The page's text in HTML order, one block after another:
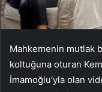
Mahkemenin mutlak
koltuğuna oturan
İmamoğlu’yla olan